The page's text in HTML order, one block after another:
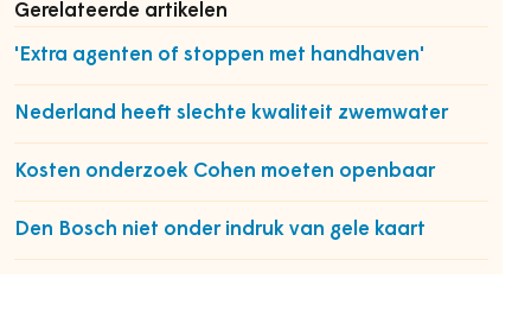
Gerelateerde artikelen
'Extra agenten of stoppen met handhaven'
Nederland heeft slechte kwaliteit zwemwater
Kosten onderzoek Cohen moeten openbaar
Den Bosch niet onder indruk van gele kaart